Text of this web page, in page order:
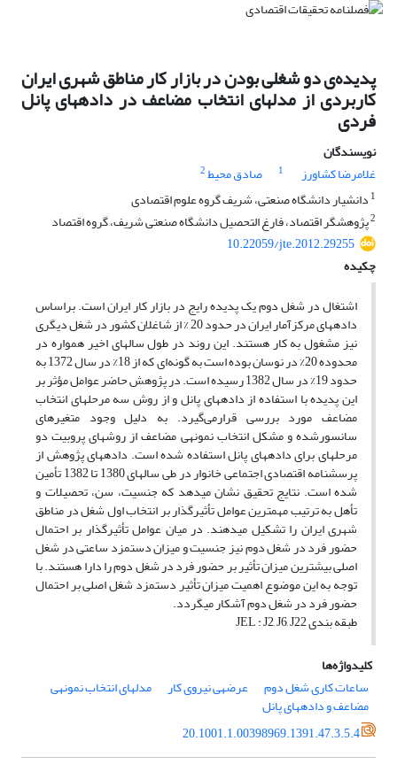
پدیده‌ی دو شغلی بودن در بازار کار مناطق شهری ایران
کاربردی از مدل‎های انتخاب مضاعف در داده‎های پانل
فردی
نویسندگان
غلامرضا کشاورز
1 صادق محیط2
1 دانشیار دانشگاه صنعتی، شریف گروه علوم اقتصادی
2پژوهشگر اقتصاد، فارغ التحصیل دانشگاه صنعتی شریف، گروه اقتصاد
10.22059/jte.2012.29255
چکیده
اشتغال در شغل دوم یک پدیده رایج در بازار کار ایران است. براساس
داده‎های مرکزآمار ایران در حدود 20 % از شاغلان کشور در شغل دیگری
نیز مشغول به کار هستند. این روند در طول سال‎های اخیر همواره در
محدوده 20% در نوسان بوده است به گونه‌ای که از 18% در سال 1372 به
حدود 19% در سال 1382 رسیده است. در پژوهش حاضر عوامل مؤثر بر
این پدیده با استفاده از داده‎های پانل و از روش سه مرحله‎ای انتخاب
مضاعف مورد بررسی قرارمی‌گیرد. به دلیل وجود متغیرهای
سانسورشده و مشکل انتخاب نمونه‎ی مضاعف از روش‎های پروبیت دو
مرحله‎ای برای داده‎های پانل استفاده شده است. داده‎های پژوهش از
پرسشنامه اقتصادی اجتماعی خانوار در طی سال‎های 1380 تا 1382 تأمین
شده است. نتایج تحقیق نشان می‎‎دهد که جنسیت، سن، تحصیلات و
تأهل به ترتیب مهم‎ترین عوامل تأثیر‎گذار بر انتخاب اول شغل در مناطق
شهری ایران را تشکیل می‎‎دهند. در میان عوامل تأثیر‎گذار بر احتمال
حضور فرد در شغل دوم نیز جنسیت و میزان دستمزد ساعتی در شغل
اصلی بیش‎ترین میزان تأثیر بر حضور فرد در شغل دوم را دارا هستند. با
توجه به این موضوع اهمیت میزان تأثیر دستمزد شغل اصلی بر احتمال
حضور فرد در شغل دوم آشکار می‎‎گردد.
طبقه بندی JEL : J2, J6, J22
کلیدواژه‌ها
ساعات کاری شغل دوم
عرضه‎ی نیروی کار مدل‎های انتخاب نمونه‎ی
مضاعف و داده‎های پانل
20.1001.1.00398969.1391.47.3.5.4